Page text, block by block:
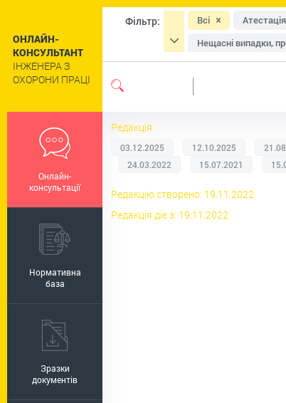
ОНЛАЙН-
КОНСУЛЬТАНТ
ІНЖЕНЕРА З
ОХОРОНИ ПРАЦІ
Онлайн-
консультації
Нормативна
база
Зразки
документів
Фільтр: Всі
Нещасні випадки,
Засоби
Регулювання праці
Редакція:
03.12.2025 12.10.2025
24.03.2022
15.07.2021
Редакцію створено: 19.11.2022
Редакція діє з: 19.11.2022